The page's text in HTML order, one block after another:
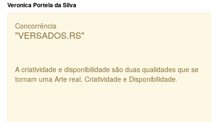
Veronica Portela da Silva
Concorrência
"VERSADOS.RS"
A criatividade e disponibilidade são duas qualidades que se
tornam uma Arte real. Criatividade e Disponibilidade.